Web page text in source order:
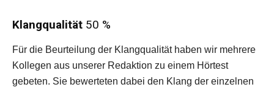
Klangqualität 50 %
Für die Beurteilung der Klangqualität haben wir mehrere
Kollegen aus unserer Redaktion zu einem Hörtest
gebeten. Sie bewerteten dabei den Klang der einzelnen